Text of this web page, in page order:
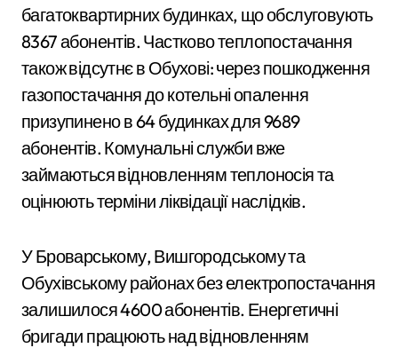
багатоквартирних будинках, що обслуговують
8367 абонентів. Частково теплопостачання
також відсутнє в Обухові: через пошкодження
газопостачання до котельні опалення
призупинено в 64 будинках для 9689
абонентів. Комунальні служби вже
займаються відновленням теплоносія та
оцінюють терміни ліквідації наслідків.
У Броварському, Вишгородському та
Обухівському районах без електропостачання
залишилося 4600 абонентів. Енергетичні
бригади працюють над відновленням